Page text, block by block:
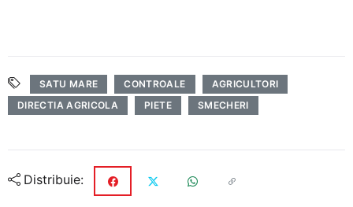
SATU MARE CONTROALE
AGRICULTORI
DIRECTIA AGRICOLA
PIETE SMECHERI
Distribuie: